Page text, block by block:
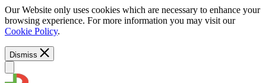
Our Website only uses cookies which are necessary to enhance your
browsing experience. For more information you may visit our
Cookie Policy.
Dismiss